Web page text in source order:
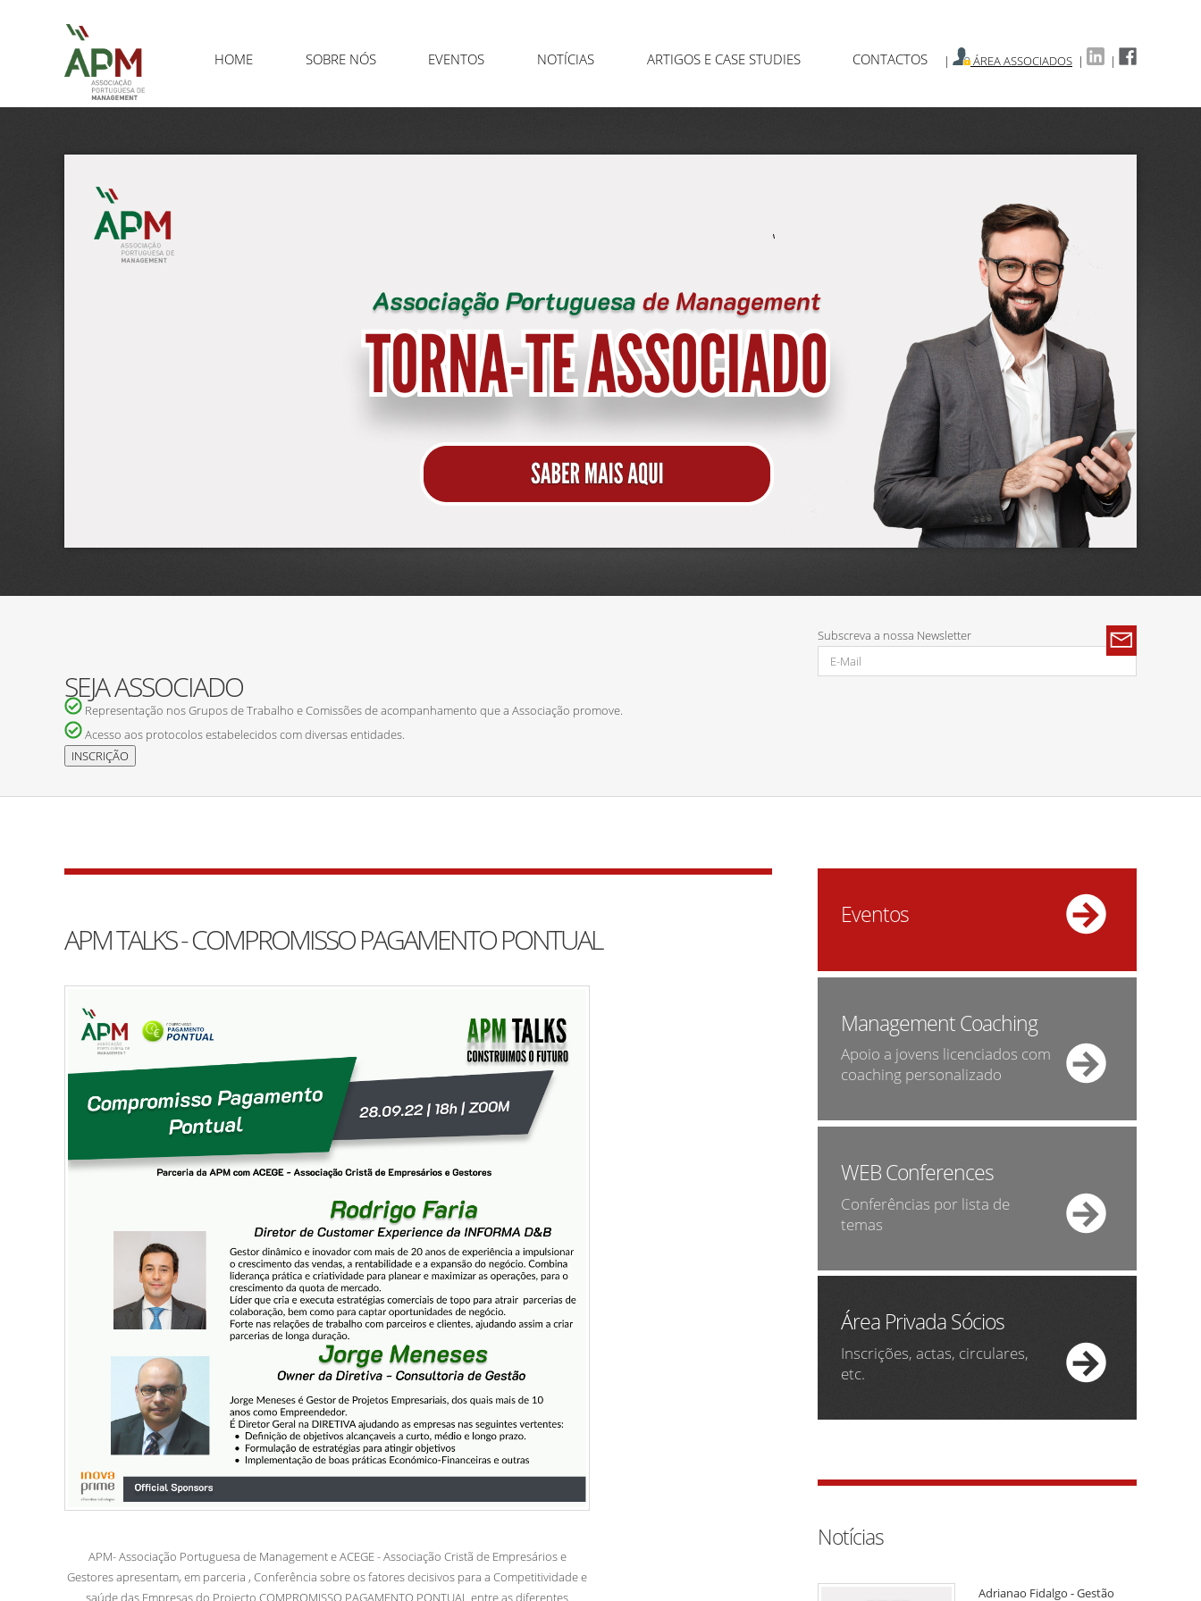
HOME SOBRE NÓS EVENTOS NOTÍCIAS ARTIGOS E CASE STUDIES CONTACTOS | ÁREA ASSOCIADOS | |
Parcerias:
Subscreva a nossa Newsletter
SEJA ASSOCIADO
Representação nos Grupos de Trabalho e Comissões de acompanhamento que a Associação promove.
Acesso aos protocolos estabelecidos com diversas entidades.
APM TALKS - COMPROMISSO PAGAMENTO PONTUAL
APM- Associação Portuguesa de Management e ACEGE - Associação Cristã de Empresários e
Gestores apresentam, em parceria , Conferência sobre os fatores decisivos para a Competitividade e
saúde das Empresas do Projecto COMPROMISSO PAGAMENTO PONTUAL entre as diferentes
Eventos
Management Coaching
Apoio a jovens licenciados com
coaching personalizado
WEB Conferences
Conferências por lista de
temas
Área Privada Sócios
Inscrições, actas, circulares,
etc.
Notícias
Adrianao Fidalgo - Gestão